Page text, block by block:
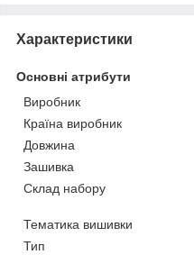
Характеристики
Основні атрибути
Виробник
Країна виробник
Довжина
Зашивка
Склад набору
Тематика вишивки
Тип